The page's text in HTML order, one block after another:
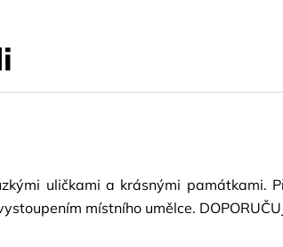
uličkami a krásnými památkami.
místního umělce.